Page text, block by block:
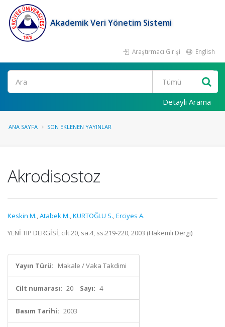
Akademik Veri Yönetim Sistemi
Araştırmacı Girişi English
Ara
Detaylı Arama
ANA SAYFA SON EKLENEN YAYINLAR
Akrodisostoz
Keskin M.,Atabek M.,KURTOĞLU S.,Erciyes A.
YENİ TIP DERGİSİ, cilt.20, sa.4, ss.219-220, 2003 (Hakemli Dergi)
Yayın Türü: Makale / Vaka Takdimi
Cilt numarası: 20 Sayı: 4
Basım Tarihi: 2003